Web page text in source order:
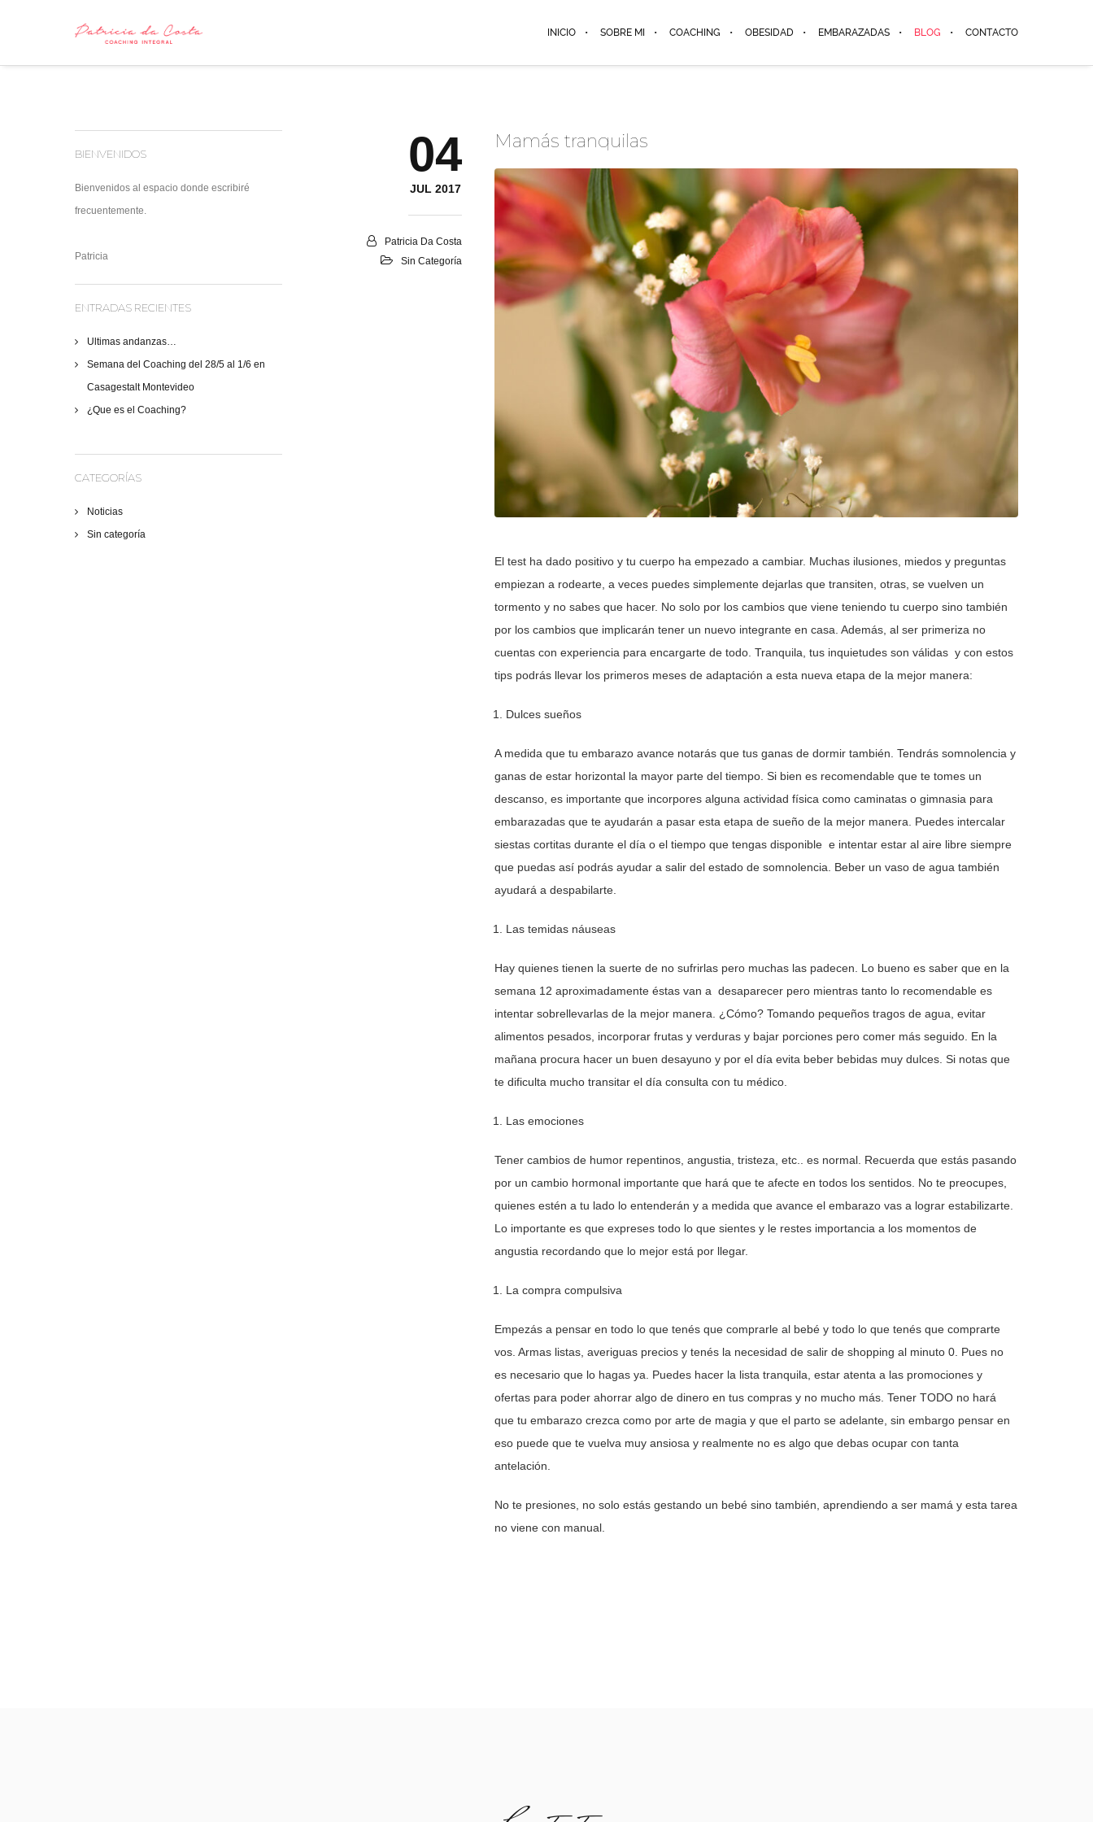
INICIO SOBRE MI COACHING OBESIDAD EMBARAZADAS BLOG CONTACTO
04
JUL 2017
Patricia Da Costa
Sin Categoría
Mamás tranquilas
El test ha dado positivo y tu cuerpo ha empezado a cambiar. Muchas ilusiones, miedos y preguntas
empiezan a rodearte, a veces puedes simplemente dejarlas que transiten, otras, se vuelven un
tormento y no sabes que hacer. No solo por los cambios que viene teniendo tu cuerpo sino también
por los cambios que implicarán tener un nuevo integrante en casa. Además, al ser primeriza no
cuentas con experiencia para encargarte de todo. Tranquila, tus inquietudes son válidas y con estos
tips podrás llevar los primeros meses de adaptación a esta nueva etapa de la mejor manera:
Dulces sueños
A medida que tu embarazo avance notarás que tus ganas de dormir también. Tendrás somnolencia y
ganas de estar horizontal la mayor parte del tiempo. Si bien es recomendable que te tomes un
descanso, es importante que incorpores alguna actividad física como caminatas o gimnasia para
embarazadas que te ayudarán a pasar esta etapa de sueño de la mejor manera. Puedes intercalar
siestas cortitas durante el día o el tiempo que tengas disponible e intentar estar al aire libre siempre
que puedas así podrás ayudar a salir del estado de somnolencia. Beber un vaso de agua también
ayudará a despabilarte.
Las temidas náuseas
Hay quienes tienen la suerte de no sufrirlas pero muchas las padecen. Lo bueno es saber que en la
semana 12 aproximadamente éstas van a desaparecer pero mientras tanto lo recomendable es
intentar sobrellevarlas de la mejor manera. ¿Cómo? Tomando pequeños tragos de agua, evitar
alimentos pesados, incorporar frutas y verduras y bajar porciones pero comer más seguido. En la
mañana procura hacer un buen desayuno y por el día evita beber bebidas muy dulces. Si notas que
te dificulta mucho transitar el día consulta con tu médico.
Las emociones
Tener cambios de humor repentinos, angustia, tristeza, etc.. es normal. Recuerda que estás pasando
por un cambio hormonal importante que hará que te afecte en todos los sentidos. No te preocupes,
quienes estén a tu lado lo entenderán y a medida que avance el embarazo vas a lograr estabilizarte.
Lo importante es que expreses todo lo que sientes y le restes importancia a los momentos de
angustia recordando que lo mejor está por llegar.
La compra compulsiva
Empezás a pensar en todo lo que tenés que comprarle al bebé y todo lo que tenés que comprarte
vos. Armas listas, averiguas precios y tenés la necesidad de salir de shopping al minuto 0. Pues no
es necesario que lo hagas ya. Puedes hacer la lista tranquila, estar atenta a las promociones y
ofertas para poder ahorrar algo de dinero en tus compras y no mucho más. Tener TODO no hará
que tu embarazo crezca como por arte de magia y que el parto se adelante, sin embargo pensar en
eso puede que te vuelva muy ansiosa y realmente no es algo que debas ocupar con tanta
antelación.
No te presiones, no solo estás gestando un bebé sino también, aprendiendo a ser mamá y esta tarea
no viene con manual.
BIENVENIDOS
Bienvenidos al espacio donde escribiré
frecuentemente.
Patricia
ENTRADAS RECIENTES
Ultimas andanzas…
Semana del Coaching del 28/5 al 1/6 en
Casagestalt Montevideo
¿Que es el Coaching?
CATEGORÍAS
Noticias
Sin categoría